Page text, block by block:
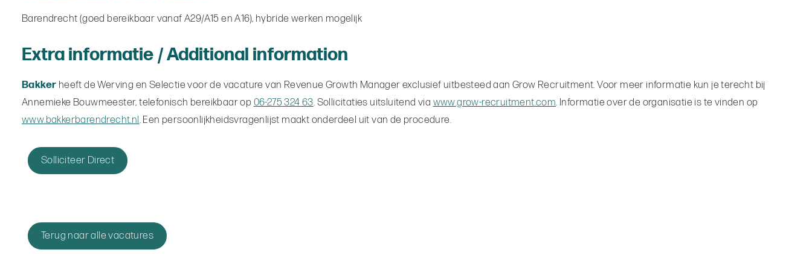
Barendrecht (goed bereikbaar vanaf A29/A15 en A16), hybride werken mogelijk
Extra informatie / Additional information
Bakker heeft de Werving en Selectie voor de vacature van Revenue Growth Manager exclusief uitbesteed aan Grow Recruitment. Voor meer informatie kun je terecht bij
Annemieke Bouwmeester, telefonisch bereikbaar op 06-275 324 63. Sollicitaties uitsluitend via www.grow-recruitment.com. Informatie over de organisatie is te vinden op
www.bakkerbarendrecht.nl. Een persoonlijkheidsvragenlijst maakt onderdeel uit van de procedure.
Solliciteer Direct
Terug naar alle vacatures